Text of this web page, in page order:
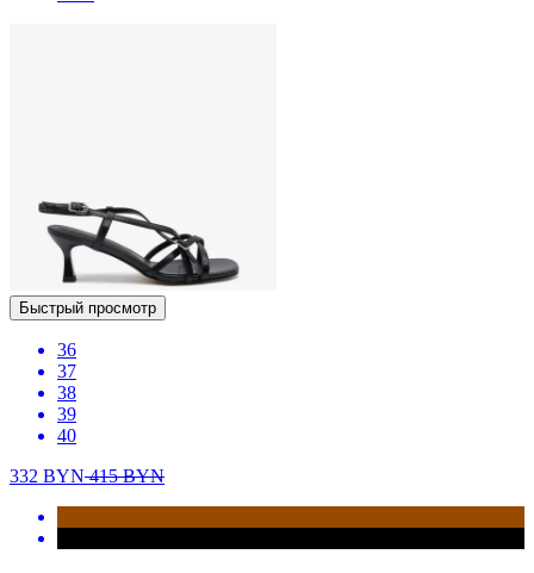
Быстрый просмотр
36
37
38
39
40
332 BYN415BYN